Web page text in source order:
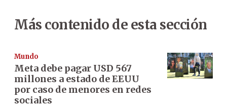
Más contenido de esta sección
Mundo
Meta debe pagar USD 567
millones a estado de EEUU
por caso de menores en redes
sociales